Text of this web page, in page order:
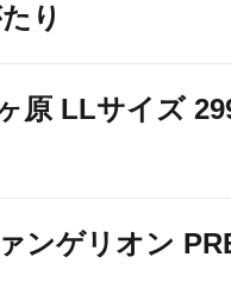
り
原 LLサイズ
ンゲリオン